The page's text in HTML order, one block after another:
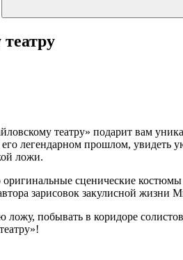
театру» подарит вам
легендарном прошлом, увидеть
ложи.
сценические
зарисовок закулисной
побывать в коридоре